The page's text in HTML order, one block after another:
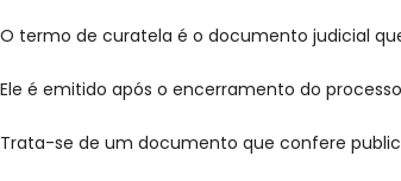
O termo de curatela é o documento judicial
Ele é emitido após o encerramento do
Trata-se de um documento que confere